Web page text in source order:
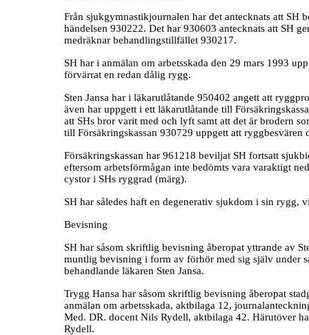
Från sjukgymnastikjournalen har det antecknats att
händelsen 930222. Det har 930603 antecknats att SH
medräknar behandlingstillfället 930217.
SH har i anmälan om arbetsskada den 29 mars 1993
förvärrat en redan dålig rygg.
Sten Jansa har i läkarutlåtande 950402 angett att
även har uppgett i ett läkarutlåtande till
att SHs bror varit med och lyft samt att det är brodern
till Försäkringskassan 930729 uppgett att
Försäkringskassan har 961218 beviljat SH fortsatt
eftersom arbetsförmågan inte bedömts vara varaktigt
cystor i SHs ryggrad (märg).
SH har således haft en degenerativ sjukdom i sin rygg,
Bevisning
SH har såsom skriftlig bevisning åberopat yttrande av
muntlig bevisning i form av förhör med sig själv under
behandlande läkaren Sten Jansa.
Trygg Hansa har såsom skriftlig bevisning åberopat
anmälan om arbetsskada, aktbilaga 12,
Med. DR. docent Nils Rydell, aktbilaga 42. Härutöver
Rydell.